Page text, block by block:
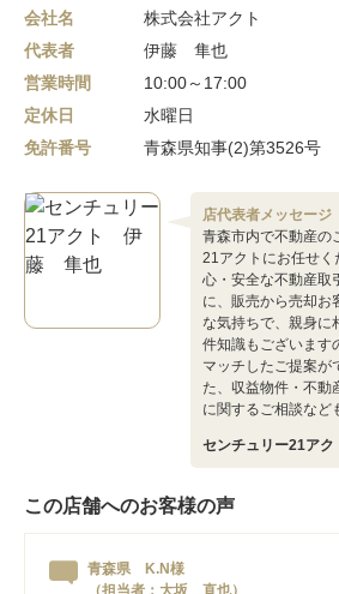
会社名
株式会社アクト
代表者
伊藤 隼也
営業時間
10:00～17:00
定休日
水曜日
免許番号
青森県知事(2)第3526号
店代表者メッセージ
青森市内で不動産の
21アクトにお任せ
心・安全な不動産取
に、販売から売却お
な気持ちで、親身に
件知識もございます
マッチしたご提案が
た、収益物件・不動
に関するご相談など
センチュリー21ア
この店舗へのお客様の声
青森県 K.N様
（担当者：大坂 直也）